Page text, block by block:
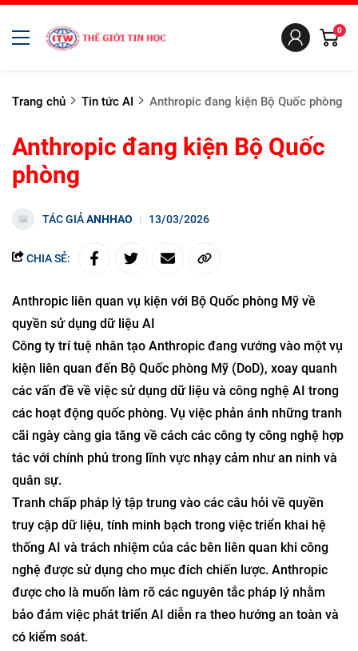
0
Trang chủ Tin tức AI Anthropic đang kiện Bộ Quốc phòng
Anthropic đang kiện Bộ Quốc
phòng
TÁC GIẢANHHAO 13/03/2026
CHIA SẺ:
Anthropic liên quan vụ kiện với Bộ Quốc phòng Mỹ về
quyền sử dụng dữ liệu AI
Công ty trí tuệ nhân tạo Anthropic đang vướng vào một vụ
kiện liên quan đến Bộ Quốc phòng Mỹ (DoD), xoay quanh
các vấn đề về việc sử dụng dữ liệu và công nghệ AI trong
các hoạt động quốc phòng. Vụ việc phản ánh những tranh
cãi ngày càng gia tăng về cách các công ty công nghệ hợp
tác với chính phủ trong lĩnh vực nhạy cảm như an ninh và
quân sự.
Tranh chấp pháp lý tập trung vào các câu hỏi về quyền
truy cập dữ liệu, tính minh bạch trong việc triển khai hệ
thống AI và trách nhiệm của các bên liên quan khi công
nghệ được sử dụng cho mục đích chiến lược. Anthropic
được cho là muốn làm rõ các nguyên tắc pháp lý nhằm
bảo đảm việc phát triển AI diễn ra theo hướng an toàn và
có kiểm soát.